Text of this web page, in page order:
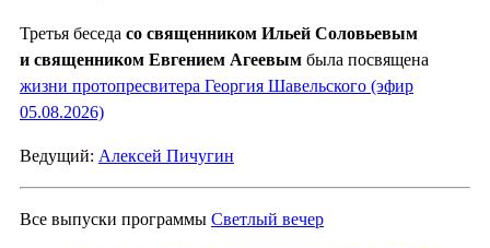
Третья беседа со священником Ильей Соловьевым
и священником Евгением Агеевым была посвящена
жизни протопресвитера Георгия Шавельского (эфир
05.08.2026)
Ведущий: Алексей Пичугин
Все выпуски программы Светлый вечер